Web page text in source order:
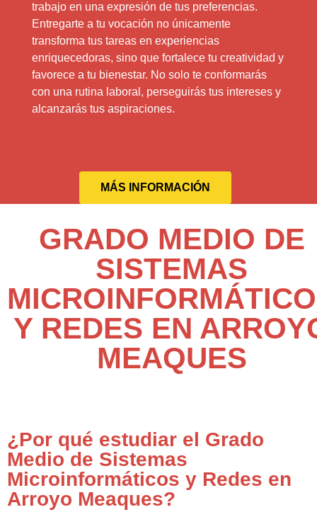
trabajo en una expresión de tus preferencias.
Entregarte a tu vocación no únicamente
transforma tus tareas en experiencias
enriquecedoras, sino que fortalece tu creatividad y
favorece a tu bienestar. No solo te conformarás
con una rutina laboral, perseguirás tus intereses y
alcanzarás tus aspiraciones.
MÁS INFORMACIÓN
GRADO MEDIO DE
SISTEMAS
Y REDES EN
MEAQUES
¿Por qué estudiar el Grado
Medio de Sistemas
Microinformáticos y Redes en
Arroyo Meaques?